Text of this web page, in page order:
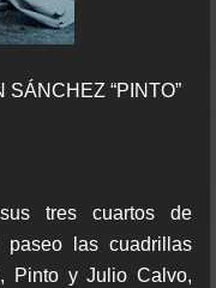
SÁNCHEZ “PINTO”
tres cuartos de
las cuadrillas
Pinto y Julio Calvo,